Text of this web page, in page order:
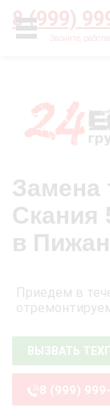
8 (999)
Главная О нас
Замена
Скания
в
Приедем в
ВЫЗВАТЬ
8 (999)